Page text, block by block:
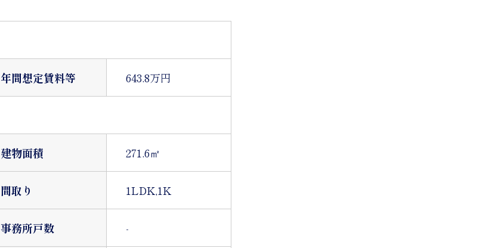
年間想定賃料等 643.8万円
建物面積 271.6㎡
間取り 1LDK,1K
事務所戸数 -